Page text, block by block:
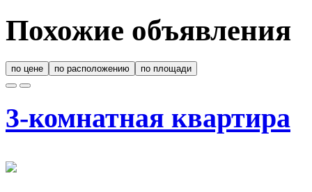
Похожие объявления
по цене по расположению по площади
3-комнатная квартира